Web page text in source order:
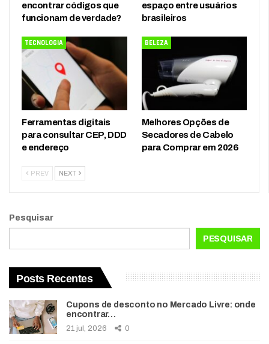
encontrar códigos que
funcionam de verdade?
espaço entre usuários
brasileiros
TECNOLOGIA
Ferramentas digitais
para consultar CEP, DDD
e endereço
BELEZA
Melhores Opções de
Secadores de Cabelo
para Comprar em 2026
PREV NEXT
Pesquisar
PESQUISAR
Posts Recentes
Cupons de desconto no Mercado Livre: onde
encontrar…
21 jul, 2026 0